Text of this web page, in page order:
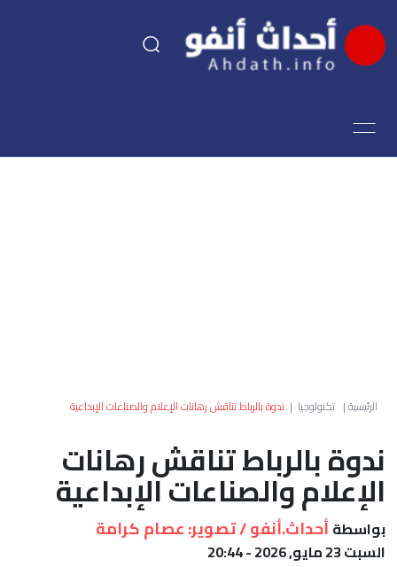
اقتصاد
العالم
أعمدة
الصحراء
الرئيسية| تكنولوجيا | ندوة بالرباط تناقش رهانات الإعلام والصناعات الإبداعية
ندوة بالرباط تناقش رهانات
الإعلام والصناعات الإبداعية
بواسطة أحداث.أنفو / تصوير: عصام كرامة
السبت 23 مايو, 2026 - 20:44